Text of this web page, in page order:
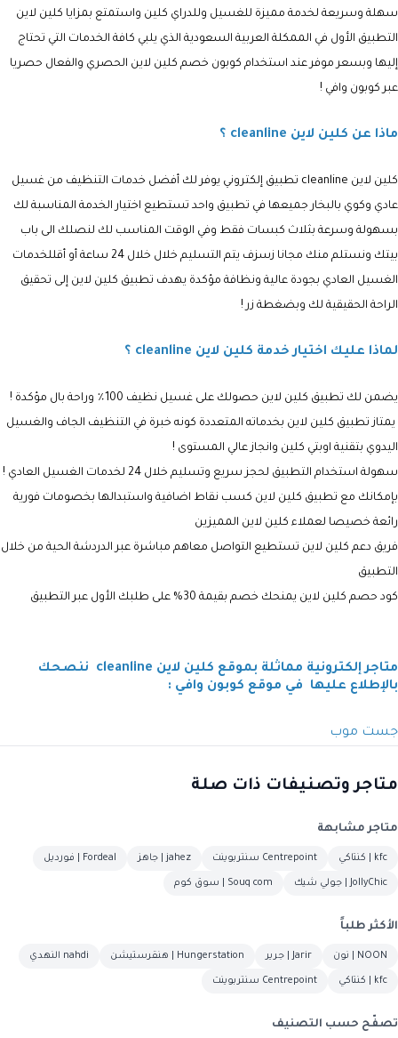
سهلة وسريعة لخدمة مميزة للغسيل وللدراي كلين واستمتع بمزايا كلين لاين
التطبيق الأول في الممكلة العربية السعودية الذي يلبي كافة الخدمات التي تحتاج
إليها وبسعر موفر عند استخدام كوبون خصم كلين لاين الحصري والفعال حصريا
عبر كوبون وافي !
ماذا عن كلين لاين cleanline ؟
كلين لاين
cleanline تطبيق إلكتروني يوفر لك أفضل خدمات التنظيف من غسيل
عادي وكوي بالبخار جميعها في تطبيق واحد تستطيع اختيار الخدمة المناسبة لك
بسهولة وسرعة بثلاث كبسات فقط وفي الوقت المناسب لك لنصلك الى باب
بيتك ونستلم منك مجانا زسزف يتم التسليم خلال خلال 24 ساعة أو أقللخدمات
الغسيل العادي بجودة عالية ونظافة مؤكدة يهدف تطبيق كلين لاين إلى تحقيق
الراحة الحقيقية لك وبضغطة زر !
لماذا عليك اختيار خدمة كلين لاين cleanline ؟
يضمن لك تطبيق كلين لاين حصولك على غسيل نظيف 100٪ وراحة بال مؤكدة !
يمتاز تطبيق كلين لاين بخدماته المتعددة كونه خبرة في التنظيف الجاف والغسيل
اليدوي بتقنية اوبتي كلين وانجاز عالي المستوى !
سهولة استخدام التطبيق لحجز سريع وتسليم خلال 24 لخدمات الغسيل العادي !
بإمكانك مع تطبيق كلين لاين كسب نقاط اضافية واستبدالها بخصومات فورية
رائعة خصيصا لعملاء كلين لاين المميزين
فريق دعم كلين لاين تستطيع التواصل معاهم مباشرة عبر الدردشة الحية من خلال
التطبيق
كود حصم كلين لاين يمنحك خصم بقيمة 30% على طلبك الأول عبر التطبيق
متاجر إلكترونية مماثلة بموقع كلين لاين cleanline ننصحك
بالإطلاع عليها في موقع كوبون وافي :
جست موب
متاجر وتصنيفات ذات صلة
متاجر مشابهة
kfc | كنتاكي Centrepoint سنتربوينت jahez | جاهز Fordeal | فورديل
JollyChic | جولي شيك Souq com | سوق كوم
الأكثر طلباً
NOON | نون Jarir | جرير Hungerstation | هنقرستيشن nahdi النهدي
kfc | كنتاكي Centrepoint سنتربوينت
تصفّح حسب التصنيف